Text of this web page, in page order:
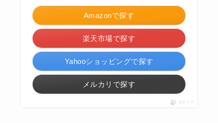
Amazonで探す
楽天市場で探す
Yahooショッピングで探す
メルカリで探す
ポチップ